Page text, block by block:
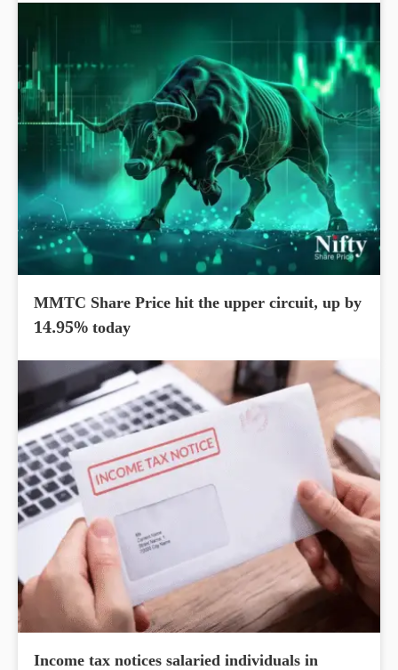
MMTC Share Price hit the upper circuit, up by
14.95% today
Income tax notices salaried individuals in